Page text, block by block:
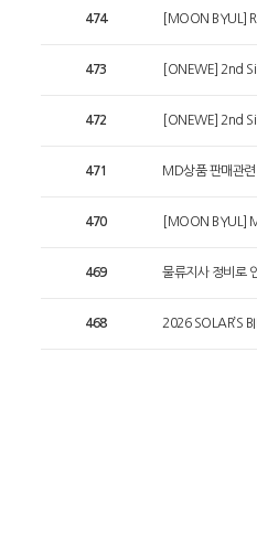
474 [MOON BYUL]
473 [ONEWE] 2nd
472 [ONEWE] 2nd
471 MD상품 판매관련
470 [MOON BYUL]
469 물류지사 정비로
468 2026 SOLAR’S